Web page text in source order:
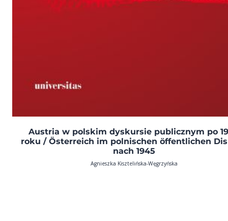
Austria w polskim dyskursie publicznym po
roku / Österreich im polnischen öffentlichen
nach 1945
Agnieszka Kisztelińska-Węgrzyńska